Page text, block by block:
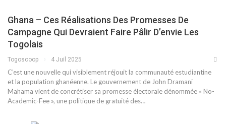
Ghana – Ces Réalisations Des Promesses De
Campagne Qui Devraient Faire Pâlir D’envie Les
Togolais
Togoscoop 4 Juil 2025
C’est une nouvelle qui visiblement réjouit la communauté estudiantine
et la population ghanéenne. Le gouvernement de John Dramani
Mahama vient de concrétiser sa promesse électorale dénommée « No-
Academic-Fee », une politique de gratuité des…